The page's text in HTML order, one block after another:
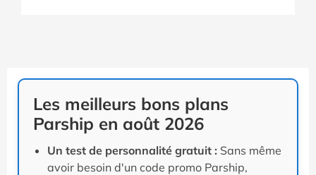
Les meilleurs bons plans
Parship en août 2026
Un test de personnalité gratuit : Sans même
avoir besoin d'un code promo Parship,